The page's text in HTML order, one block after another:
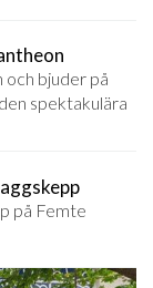
och bjuder på
spektakulära
på Femte